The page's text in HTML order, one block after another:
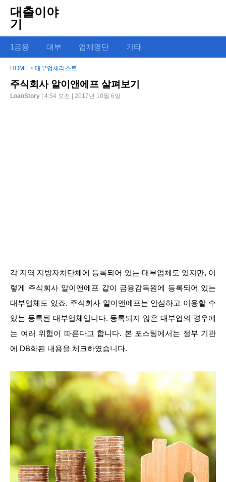
대출이야
기
1금융 대부 업체명단 기타
HOME > 대부업체리스트
주식회사 알이앤에프 살펴보기
LoanStory | 4:54 오전 | 2017년 10월 6일
각 지역 지방자치단체에 등록되어 있는 대부업체도 있지만, 이
렇게 주식회사 알이앤에프 같이 금융감독원에 등록되어 있는
대부업체도 있죠. 주식회사 알이앤에프는 안심하고 이용할 수
있는 등록된 대부업체입니다. 등록되지 않은 대부업의 경우에
는 여러 위험이 따른다고 합니다. 본 포스팅에서는 정부 기관
에 DB화된 내용을 체크하였습니다.